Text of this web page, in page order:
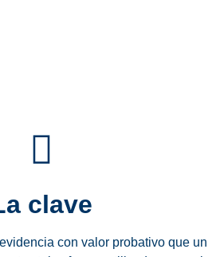
clave
con valor probativo que un